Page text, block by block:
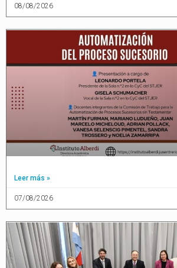
08/08/2026
Leer más »
07/08/2026